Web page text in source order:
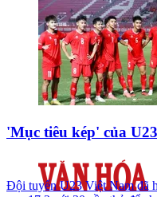
'Mục tiêu kép' của U23
Đội tuyển U23 Việt Nam đã